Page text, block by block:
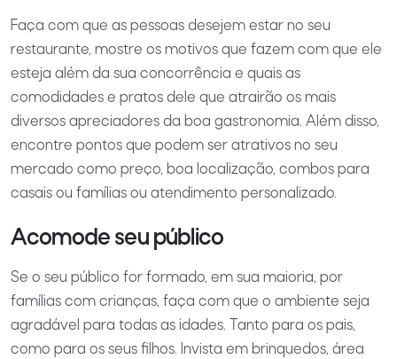
Faça com que as pessoas desejem estar no seu
restaurante, mostre os motivos que fazem com que ele
esteja além da sua concorrência e quais as
comodidades e pratos dele que atrairão os mais
diversos apreciadores da boa gastronomia. Além disso,
encontre pontos que podem ser atrativos no seu
mercado como preço, boa localização, combos para
casais ou famílias ou atendimento personalizado.
Acomode seu público
Se o seu público for formado, em sua maioria, por
famílias com crianças, faça com que o ambiente seja
agradável para todas as idades. Tanto para os pais,
como para os seus filhos. Invista em brinquedos, área